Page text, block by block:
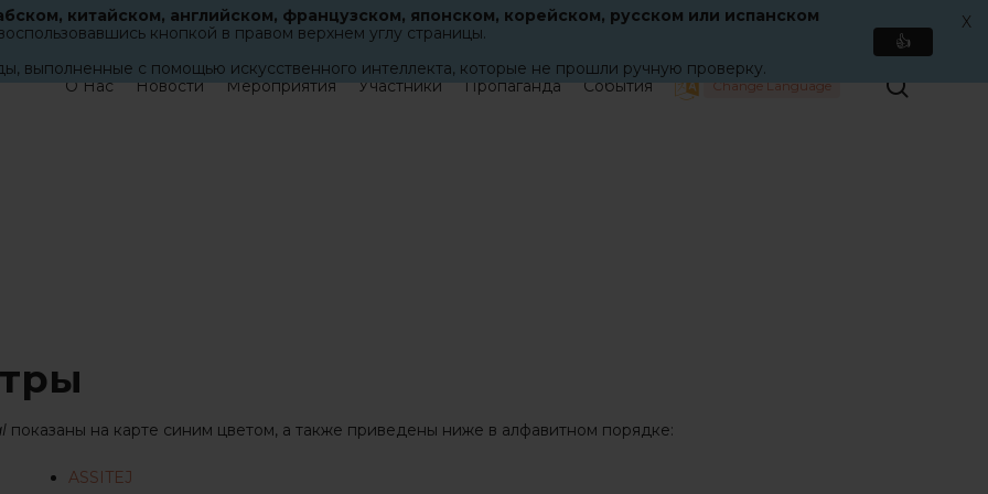
О Нас Новости Мероприятия Участники Пропаганда События Change Language
показаны на карте синим цветом, а также приведены ниже в алфавитном порядке:
ASSITEJ
китайском, английском, французском, японском, корейском, русском или испанском
кнопкой в правом верхнем углу страницы.
выполненные с помощью искусственного интеллекта, которые не прошли ручную проверку.
👍
X